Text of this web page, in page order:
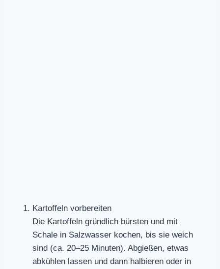
Kartoffeln vorbereiten
Die Kartoffeln gründlich bürsten und mit
Schale in Salzwasser kochen, bis sie weich
sind (ca. 20–25 Minuten). Abgießen, etwas
abkühlen lassen und dann halbieren oder in